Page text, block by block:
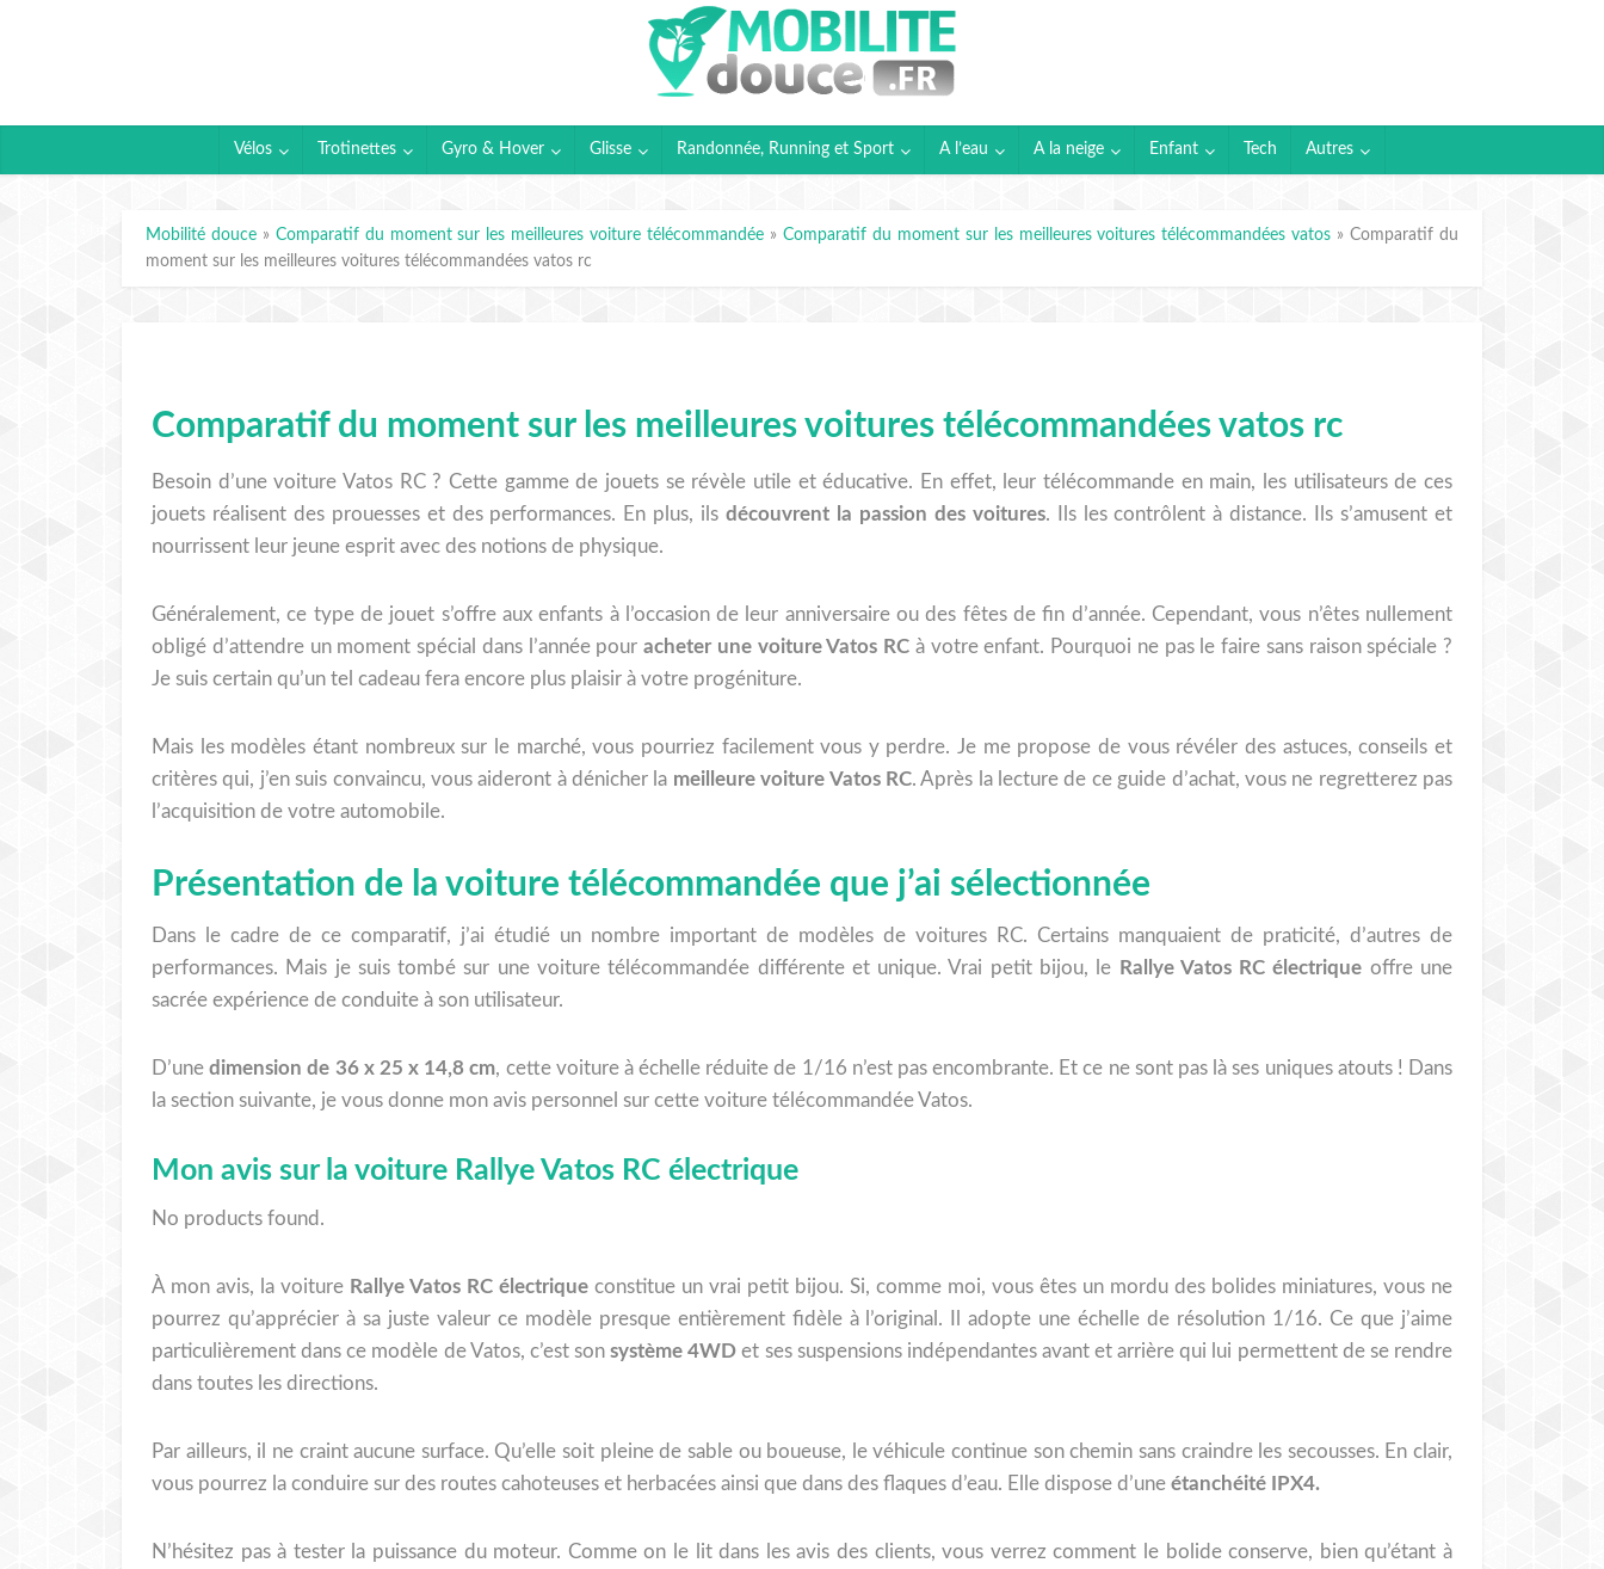
Vélos Trotinettes Gyro & Hover Glisse Randonnée, Running et Sport A l’eau A la neige Enfant Tech Autres
Mobilité douce» Comparatif du moment sur les meilleures voiture télécommandée » Comparatif du moment sur les meilleures voitures télécommandées vatos »Comparatif du
moment sur les meilleures voitures télécommandées vatos rc
Comparatif du moment sur les meilleures voitures télécommandées vatos rc
Besoin d’une voiture Vatos RC ? Cette gamme de jouets se révèle utile et éducative. En effet, leur télécommande en main, les utilisateurs de ces
jouets réalisent des prouesses et des performances. En plus, ilsdécouvrent la passion des voitures. Ils les contrôlent à distance. Ils s’amusent et
nourrissent leur jeune esprit avec des notions de physique.
Généralement, ce type de jouet s’offre aux enfants à l’occasion de leur anniversaire ou des fêtes de fin d’année. Cependant, vous n’êtes nullement
obligé d’attendre un moment spécial dans l’année pour acheter une voiture Vatos RC à votre enfant. Pourquoi ne pas le faire sans raison spéciale ?
Je suis certain qu’un tel cadeau fera encore plus plaisir à votre progéniture.
Mais les modèles étant nombreux sur le marché, vous pourriez facilement vous y perdre. Je me propose de vous révéler des astuces, conseils et
critères qui, j’en suis convaincu, vous aideront à dénicher la meilleure voiture Vatos RC. Après la lecture de ce guide d’achat, vous ne regretterez pas
l’acquisition de votre automobile.
Présentation de la voiture télécommandée que j’ai sélectionnée
Dans le cadre de ce comparatif, j’ai étudié un nombre important de modèles de voitures RC. Certains manquaient de praticité, d’autres de
performances. Mais je suis tombé sur une voiture télécommandée différente et unique. Vrai petit bijou, le Rallye Vatos RC électrique offre une
sacrée expérience de conduite à son utilisateur.
D’unedimension de 36 x 25 x 14,8 cm, cette voiture à échelle réduite de 1/16 n’est pas encombrante. Et ce ne sont pas là ses uniques atouts ! Dans
la section suivante, je vous donne mon avis personnel sur cette voiture télécommandée Vatos.
Mon avis sur la voiture Rallye Vatos RC électrique
No products found.
À mon avis, la voiture Rallye Vatos RC électrique constitue un vrai petit bijou. Si, comme moi, vous êtes un mordu des bolides miniatures, vous ne
pourrez qu’apprécier à sa juste valeur ce modèle presque entièrement fidèle à l’original. Il adopte une échelle de résolution 1/16. Ce que j’aime
particulièrement dans ce modèle de Vatos, c’est sonsystème 4WD et ses suspensions indépendantes avant et arrière qui lui permettent de se rendre
dans toutes les directions.
Par ailleurs, il ne craint aucune surface. Qu’elle soit pleine de sable ou boueuse, le véhicule continue son chemin sans craindre les secousses. En clair,
vous pourrez la conduire sur des routes cahoteuses et herbacées ainsi que dans des flaques d’eau. Elle dispose d’une étanchéité IPX4.
N’hésitez pas à tester la puissance du moteur. Comme on le lit dans les avis des clients, vous verrez comment le bolide conserve, bien qu’étant à